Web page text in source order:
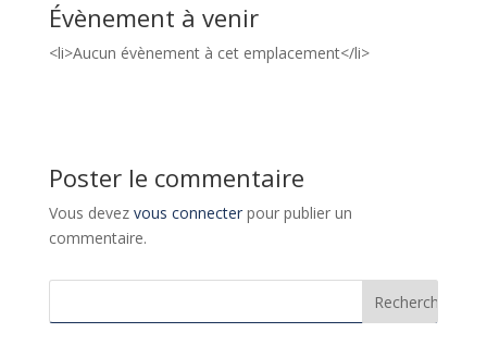
Évènement à venir
<li>Aucun évènement à cet emplacement</li>
Poster le commentaire
Vous devez vous connecterpour publier un
commentaire.